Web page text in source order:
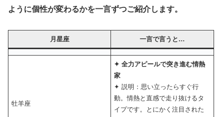
ように個性が変わるかを一言ずつご紹介します。
月星座 一言で言うと…
牡羊座
✦ 全力アピールで突き進む情熱
家
✦ 説明：思い立ったらすぐ行
動。情熱と直感で走り抜けるタ
イプです。とにかく注目された